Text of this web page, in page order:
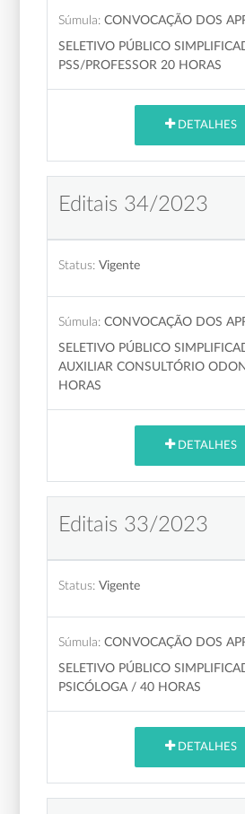
Súmula: CONVOCAÇÃO DOS
SELETIVO PÚBLICO
PSS/PROFESSOR 20 HORAS
DETALHES
Editais 34/2023
Status: Vigente
Súmula: CONVOCAÇÃO DOS
SELETIVO PÚBLICO
AUXILIAR CONSULTÓRIO
HORAS
DETALHES
Editais 33/2023
Status: Vigente
Súmula: CONVOCAÇÃO DOS
SELETIVO PÚBLICO
PSICÓLOGA / 40 HORAS
DETALHES